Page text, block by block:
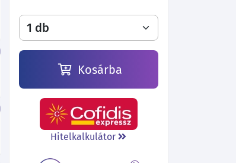
Kosárba
Hitelkalkulátor